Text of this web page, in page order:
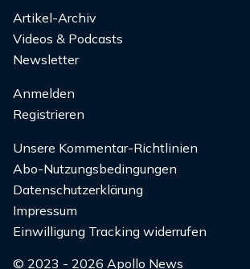
Artikel-Archiv
Videos & Podcasts
Newsletter
Anmelden
Registrieren
Unsere Kommentar-Richtlinien
Abo-Nutzungsbedingungen
Datenschutzerklärung
Impressum
Einwilligung Tracking widerrufen
© 2023 - 2026 Apollo News